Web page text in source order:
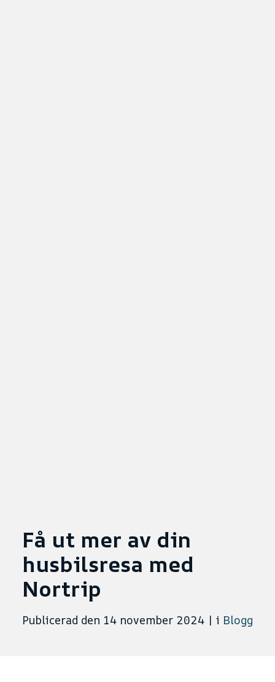
Få ut mer av din
husbilsresa med
Nortrip
Publicerad den 14 november 2024 | i Blogg